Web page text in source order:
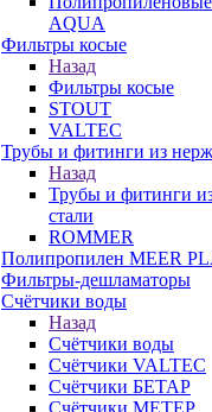
AQUA
Фильтры косые
Назад
Фильтры косые
STOUT
VALTEC
Трубы и фитинги из
Назад
Трубы и фитинги
стали
ROMMER
Полипропилен MEER
Фильтры-дешламаторы
Счётчики воды
Назад
Счётчики воды
Счётчики VALTEC
Счётчики БЕТАР
Счётчики МЕТЕР